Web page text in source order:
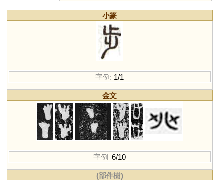
小篆
字例: 1/1
金文
字例: 6/10
(部件樹)